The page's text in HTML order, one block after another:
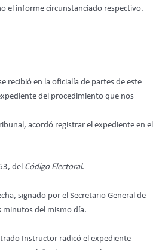
el informe circunstanciado respectivo.
recibió en la oficialía de partes de este
del procedimiento que nos
acordó registrar el expediente en el
del Código Electoral.
signado por el Secretario General de
minutos del mismo día.
Instructor radicó el expediente